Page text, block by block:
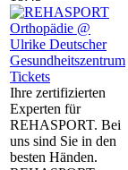
Tickets
Ihre zertifizierten
Experten für
REHASPORT. Bei
uns sind Sie in den
besten Händen.